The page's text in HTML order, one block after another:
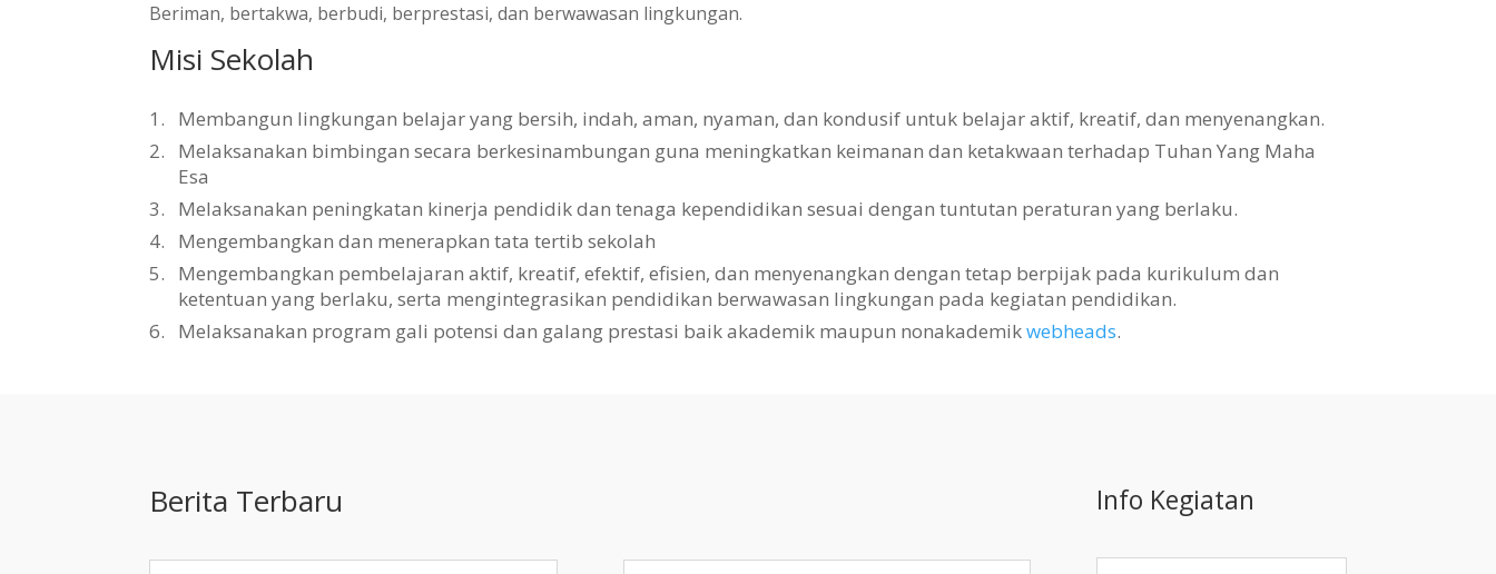
Beriman, bertakwa, berbudi, berprestasi, dan berwawasan lingkungan.
Misi Sekolah
1.
Membangun lingkungan belajar yang bersih, indah, aman, nyaman, dan kondusif untuk belajar aktif, kreatif, dan menyenangkan.
2.
Melaksanakan bimbingan secara berkesinambungan guna meningkatkan keimanan dan ketakwaan terhadap Tuhan Yang Maha
Esa
3.
Melaksanakan peningkatan kinerja pendidik dan tenaga kependidikan sesuai dengan tuntutan peraturan yang berlaku.
4.
Mengembangkan dan menerapkan tata tertib sekolah
5.
Mengembangkan pembelajaran aktif, kreatif, efektif, efisien, dan menyenangkan dengan tetap berpijak pada kurikulum dan
ketentuan yang berlaku, serta mengintegrasikan pendidikan berwawasan lingkungan pada kegiatan pendidikan.
6.
Melaksanakan program gali potensi dan galang prestasi baik akademik maupun nonakademikwebheads.
Berita Terbaru Info Kegiatan